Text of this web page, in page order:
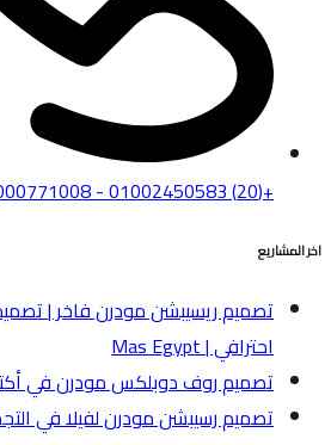
+(20) 01002450583 - 01000771008 -01229000568
اخر المشاريع
تصميم ريسيبشن مودرن فاخر |
احترافي | Mas Egypt
تصميم روف دوبلكس مودرن في
تصميم رسيبشن مودرن لفيلا في